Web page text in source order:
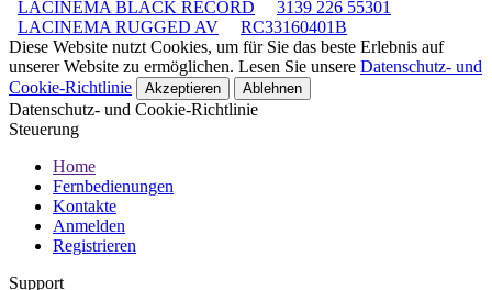
LACINEMA BLACK RECORD
3139 226 55301
LACINEMA RUGGED AV
RC33160401B
Diese Website nutzt Cookies, um für Sie das beste Erlebnis auf
unserer Website zu ermöglichen. Lesen Sie unsere Datenschutz- und
Cookie-Richtlinie
Akzeptieren Ablehnen
Datenschutz- und Cookie-Richtlinie
Steuerung
Home
Fernbedienungen
Kontakte
Anmelden
Registrieren
Support